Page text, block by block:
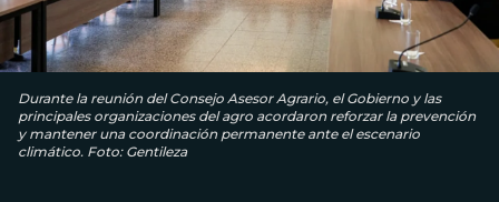
Durante la reunión del Consejo Asesor Agrario, el Gobierno y las
principales organizaciones del agro acordaron reforzar la prevención
y mantener una coordinación permanente ante el escenario
climático. Foto: Gentileza